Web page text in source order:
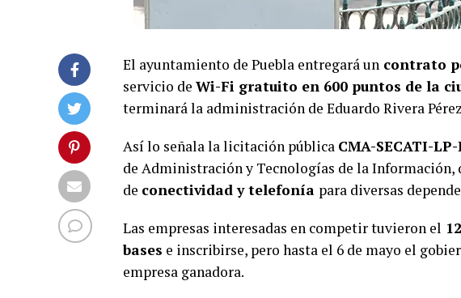
El ayuntamiento de Puebla entregará un contrato
servicio de Wi-Fi gratuito en 600 puntos de la
terminará la administración de Eduardo Rivera
Así lo señala la licitación pública CMA-SECATI-
de Administración y Tecnologías de la Información,
de conectividad y telefonía para diversas
Las empresas interesadas en competir tuvieron el
bases e inscribirse, pero hasta el 6 de mayo el
empresa ganadora.